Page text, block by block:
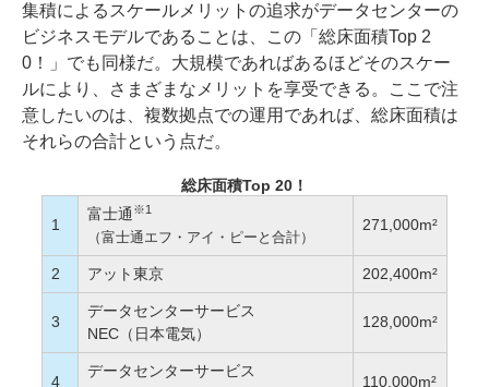
集積によるスケールメリットの追求がデータセンターの
ビジネスモデルであることは、この「総床面積Top 2
0！」でも同様だ。大規模であればあるほどそのスケー
ルにより、さまざまなメリットを享受できる。ここで注
意したいのは、複数拠点での運用であれば、総床面積は
それらの合計という点だ。
総床面積Top 20！
1
富士通 ※1
（富士通エフ・アイ・ピーと合計）
271,000m²
2 アット東京 202,400m²
3
データセンターサービス
NEC（日本電気）
128,000m²
4
データセンターサービス
110,000m²